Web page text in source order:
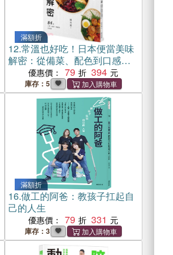
滿額折
12.常溫也好吃！日本便當美味
解密：從備菜、配色到口感層
次，揭開日本媽媽的便當設計
優惠價： 79 394
庫存：5
滿額折
16.做工的阿爸：教孩子扛起自
己的人生
優惠價： 79 331
庫存：3